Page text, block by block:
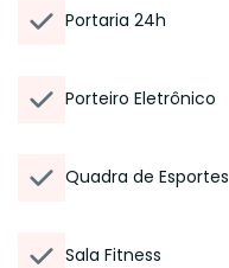
Portaria 24h
Porteiro Eletrônico
Quadra de Esportes
Sala Fitness